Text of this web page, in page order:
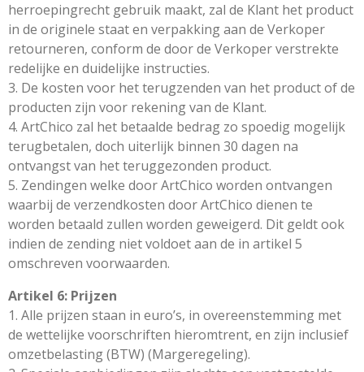
herroepingrecht gebruik maakt, zal de Klant het product
in de originele staat en verpakking aan de Verkoper
retourneren, conform de door de Verkoper verstrekte
redelijke en duidelijke instructies.
3. De kosten voor het terugzenden van het product of de
producten zijn voor rekening van de Klant.
4. ArtChico zal het betaalde bedrag zo spoedig mogelijk
terugbetalen, doch uiterlijk binnen 30 dagen na
ontvangst van het teruggezonden product.
5. Zendingen welke door ArtChico worden ontvangen
waarbij de verzendkosten door ArtChico dienen te
worden betaald zullen worden geweigerd. Dit geldt ook
indien de zending niet voldoet aan de in artikel 5
omschreven voorwaarden.
Artikel 6: Prijzen
1. Alle prijzen staan in euro’s, in overeenstemming met
de wettelijke voorschriften hieromtrent, en zijn inclusief
omzetbelasting (BTW) (Margeregeling).